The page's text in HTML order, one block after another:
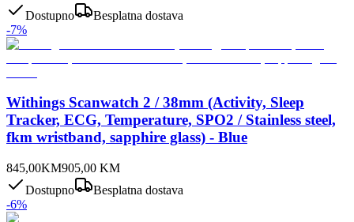
Dostupno
Besplatna dostava
-7%
Withings Scanwatch 2 / 38mm (Activity, Sleep
Tracker, ECG, Temperature, SPO2 / Stainless steel,
fkm wristband, sapphire glass) - Blue
845,00KM905,00 KM
Dostupno
Besplatna dostava
-6%